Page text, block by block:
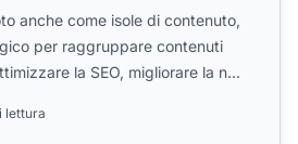
anche come isole di contenuto,
per raggruppare contenuti
la SEO, migliorare la n...
lettura